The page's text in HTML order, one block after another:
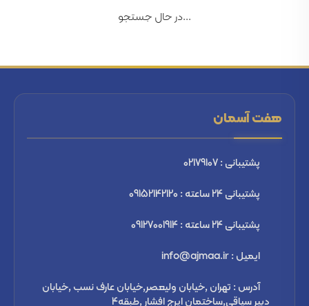
...در حال جستجو
هفت آسمان
پشتیبانی : 02179107
پشتیبانی 24 ساعته : 09152142120
پشتیبانی 24 ساعته : 09127001914
ایمیل : info@ajmaa.ir
آدرس : تهران ,خیابان ولیعصر,خیابان عارف نسب ,خیابان
دبیر سیاقی,ساختمان ایرج افشار ,طبقه4